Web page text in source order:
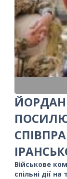
Військове
спільні дії на